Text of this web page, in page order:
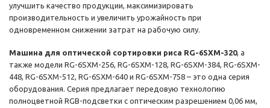
улучшить качество продукции, максимизировать
производительность и увеличить урожайность при
одновременном снижении затрат на рабочую силу.
Машина для оптической сортировки риса RG-6SXM-320, а
также модели RG-6SXM-256, RG-6SXM-128, RG-6SXM-384, RG-6SXM-
448, RG-6SXM-512, RG-6SXM-640 и RG-6SXM-758 – это одна серия
оборудования. Серия предлагает передовую технологию
полноцветной RGB-подсветки с оптическим разрешением 0,06 мм,